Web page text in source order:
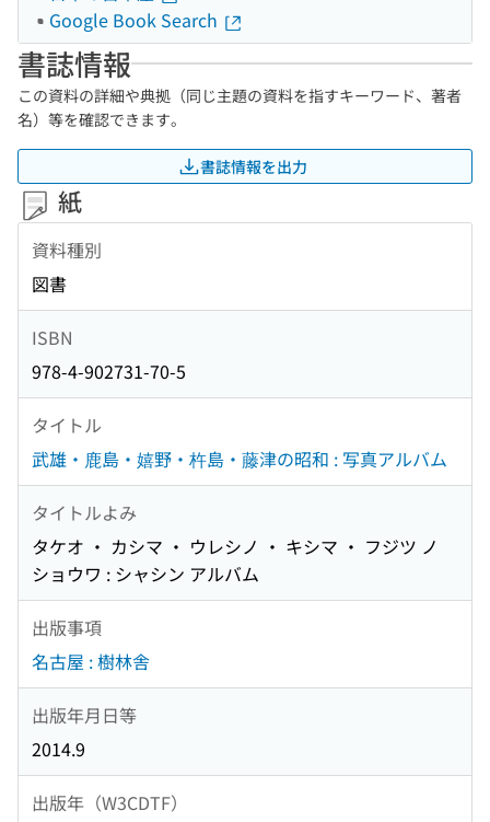
Google Book Search
書誌情報
この資料の詳細や典拠（同じ主題の資料を指すキーワード、著者
名）等を確認できます。
書誌情報を出力
紙
資料種別
図書
ISBN
978-4-902731-70-5
タイトル
武雄・鹿島・嬉野・杵島・藤津の昭和 : 写真アルバム
タイトルよみ
タケオ ・ カシマ ・ ウレシノ ・ キシマ ・ フジツ ノ
ショウワ : シャシン アルバム
出版事項
名古屋 : 樹林舎
出版年月日等
2014.9
出版年（W3CDTF）